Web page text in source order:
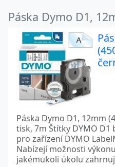
Páska Dymo D1,
Páska Dymo D1, 12mm
tisk, 7m Štítky DYMO D1
pro zařízení DYMO
Nabízejí možnosti
jakémukoli úkolu